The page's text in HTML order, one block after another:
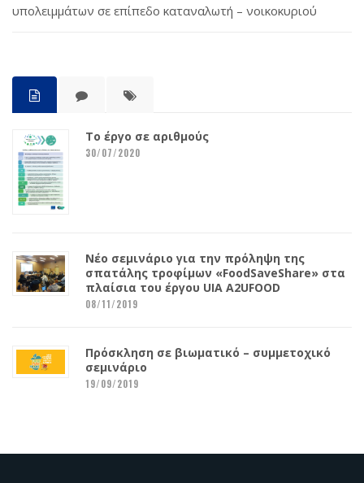
υπολειμμάτων σε επίπεδο καταναλωτή – νοικοκυριού
Το έργο σε αριθμούς
30/07/2020
Νέο σεμινάριο για την πρόληψη της
σπατάλης τροφίμων «FoodSaveShare» στα
πλαίσια του έργου UIA A2UFOOD
08/11/2019
Πρόσκληση σε βιωματικό – συμμετοχικό
σεμινάριο
19/09/2019